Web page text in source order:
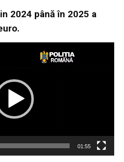
2024 până în 2025 a
01:55